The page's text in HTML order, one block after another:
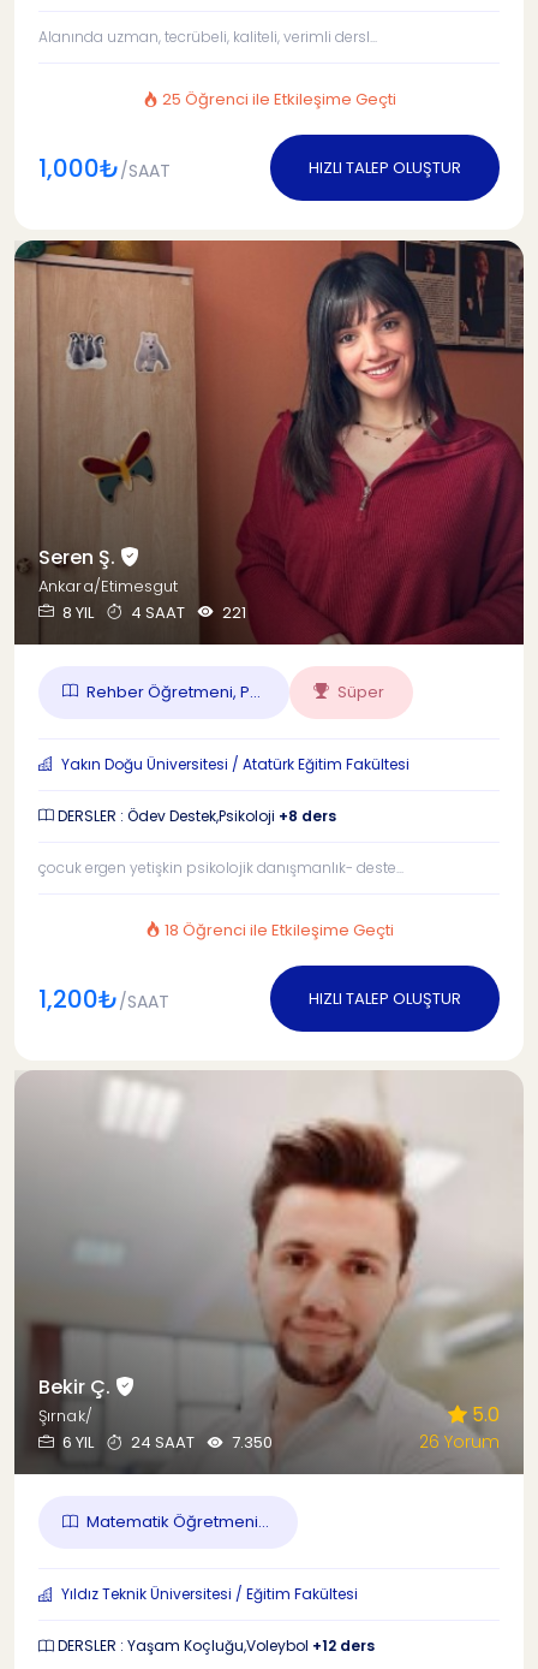
Alanında uzman, tecrübeli, kaliteli, verimli dersl...
25 Öğrenci ile Etkileşime Geçti
1,000₺/SAAT HIZLI TALEP OLUŞTUR
Seren Ş.
Ankara/Etimesgut
8 YIL
4 SAAT 221
Rehber Öğretmeni, P... Süper
Yakın Doğu Üniversitesi / Atatürk Eğitim Fakültesi
DERSLER : Ödev Destek,Psikoloji +8 ders
çocuk ergen yetişkin psikolojik danışmanlık- deste...
18 Öğrenci ile Etkileşime Geçti
1,200₺/SAAT HIZLI TALEP OLUŞTUR
Bekir Ç.
Şırnak/
6 YIL
24 SAAT 7.350
5.0
26 Yorum
Matematik Öğretmeni...
Yıldız Teknik Üniversitesi / Eğitim Fakültesi
DERSLER : Yaşam Koçluğu,Voleybol +12 ders